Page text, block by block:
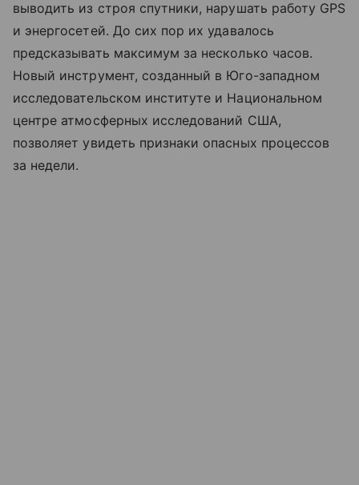
выводить из строя спутники, нарушать работу GPS
и энергосетей. До сих пор их удавалось
предсказывать максимум за несколько часов.
Новый инструмент, созданный в Юго-западном
исследовательском институте и Национальном
центре атмосферных исследований США,
позволяет увидеть признаки опасных процессов
за недели.